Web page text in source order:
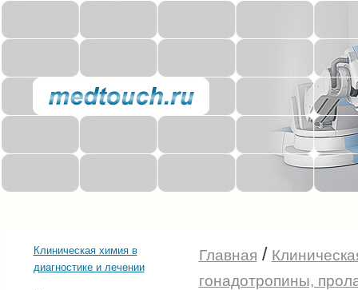
Клиническая химия в
диагностике и лечении
Главная /
гонадотропины,